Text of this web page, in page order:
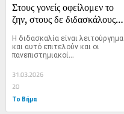
Στους γονείς οφείλομεν το
ζην, στους δε διδασκάλους
Η διδασκαλία είναι λειτούργημα
και αυτό επιτελούν και οι
πανεπιστημιακοί...
31.03.2026
20
Το Βήμα